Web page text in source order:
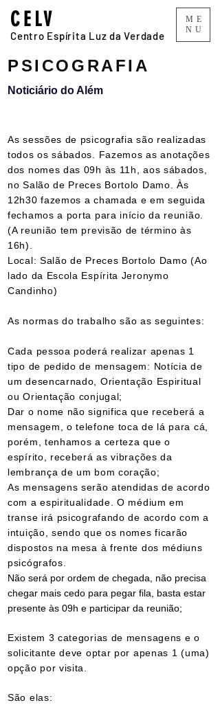
CELV
Centro Espírita Luz da Verdade
ME
NU
PSICOGRAFIA
Noticiário do Além
As sessões de psicografia são realizadas
todos os sábados. Fazemos as anotações
dos nomes das 09h às 11h, aos sábados,
no Salão de Preces Bortolo Damo. Às
12h30 fazemos a chamada e em seguida
fechamos a porta para início da reunião.
(A reunião tem previsão de término às
16h).
Local: Salão de Preces Bortolo Damo (Ao
lado da Escola Espírita Jeronymo
Candinho)
As normas do trabalho são as seguintes:
Cada pessoa poderá realizar apenas 1
tipo de pedido de mensagem: Notícia de
um desencarnado, Orientação Espiritual
ou Orientação conjugal;
Dar o nome não significa que receberá a
mensagem, o telefone toca de lá para cá,
porém, tenhamos a certeza que o
espírito, receberá as vibrações da
lembrança de um bom coração;
As mensagens serão atendidas de acordo
com a espiritualidade. O médium em
transe irá psicografando de acordo com a
intuição, sendo que os nomes ficarão
dispostos na mesa à frente dos médiuns
psicógrafos.
Não será por ordem de chegada, não precisa
chegar mais cedo para pegar fila, basta estar
presente às 09h e participar da reunião;
Existem 3 categorias de mensagens e o
solicitante deve optar por apenas 1 (uma)
opção por visita.
São elas: